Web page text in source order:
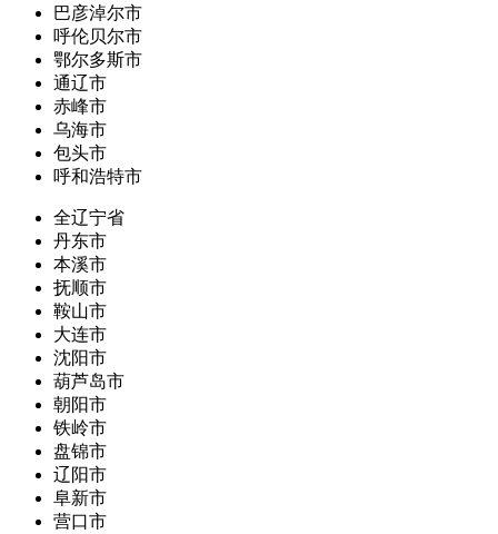
巴彦淖尔市
呼伦贝尔市
鄂尔多斯市
通辽市
赤峰市
乌海市
包头市
呼和浩特市
全辽宁省
丹东市
本溪市
抚顺市
鞍山市
大连市
沈阳市
葫芦岛市
朝阳市
铁岭市
盘锦市
辽阳市
阜新市
营口市